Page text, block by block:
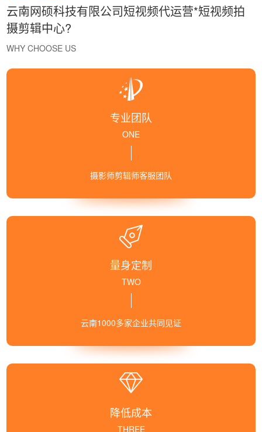
云南网硕科技有限公司短视频代运营*短视频拍
摄剪辑中心?
WHY CHOOSE US
专业团队
ONE
摄影师剪辑师客服团队
量身定制
TWO
云南1000多家企业共同见证
降低成本
THREE